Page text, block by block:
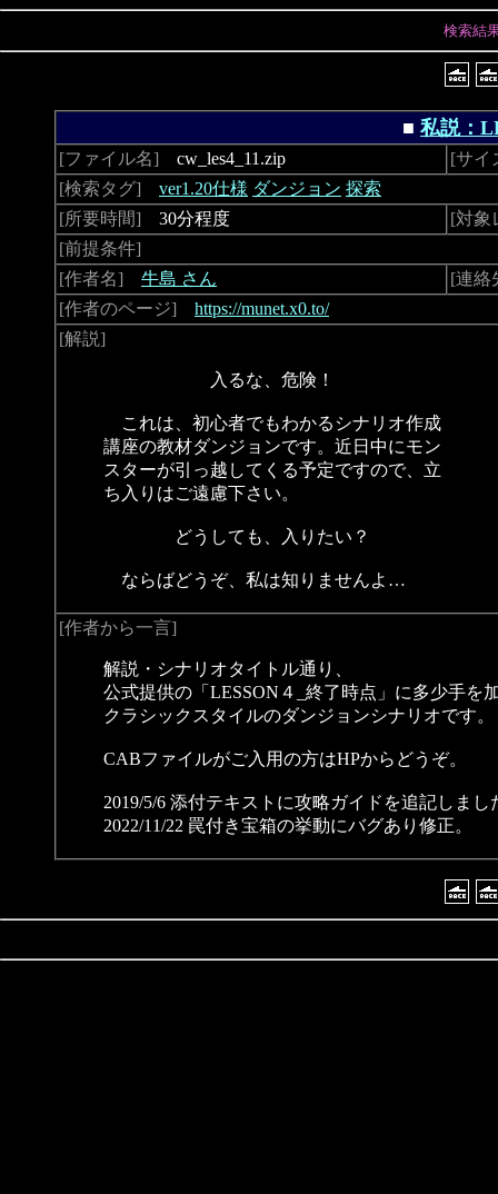
検索結
■ 私説：
[ファイル名] cw_les4_11.zip
[サイ
[検索タグ]
ver1.20仕様 ダンジョン 探索
[所要時間] 30分程度
[対象
[前提条件]
[作者名]
牛島 さん
[連絡
[作者のページ]
https://munet.x0.to/
[解説]
入るな、危険！
これは、初心者でもわかるシナリオ作成
講座の教材ダンジョンです。近日中にモン
スターが引っ越してくる予定ですので、立
ち入りはご遠慮下さい。
どうしても、入りたい？
ならばどうぞ、私は知りませんよ…
[作者から一言]
解説・シナリオタイトル通り、
公式提供の「LESSON４_終了時点」に多少手を
クラシックスタイルのダンジョンシナリオです。
CABファイルがご入用の方はHPからどうぞ。
2019/5/6 添付テキストに攻略ガイドを追記しま
2022/11/22 罠付き宝箱の挙動にバグあり修正。